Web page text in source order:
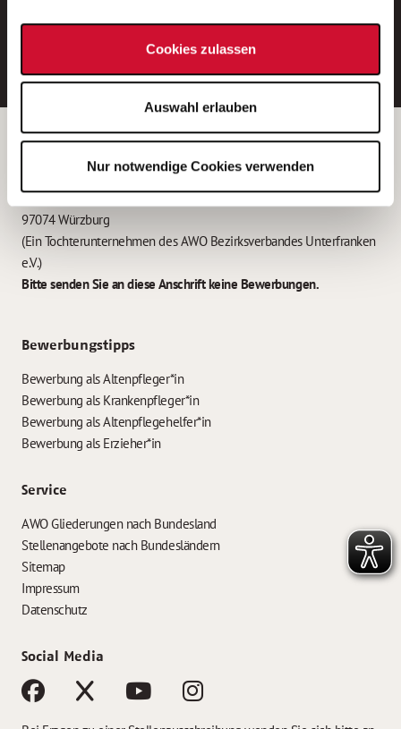
Cookies zulassen
Auswahl erlauben
Nur notwendige Cookies verwenden
E-Mail-Adresse eintragen
Betreiber der Webseite
Garitz Bewirtschaftungsbetriebe GmbH
Kantstraße 45a
97074 Würzburg
(Ein Tochterunternehmen des AWO Bezirksverbandes Unterfranken
e.V.)
Bitte senden Sie an diese Anschrift keine Bewerbungen.
Bewerbungstipps
Bewerbung als Altenpfleger*in
Bewerbung als Krankenpfleger*in
Bewerbung als Altenpflegehelfer*in
Bewerbung als Erzieher*in
Service
AWO Gliederungen nach Bundesland
Stellenangebote nach Bundesländern
Sitemap
Impressum
Datenschutz
Social Media